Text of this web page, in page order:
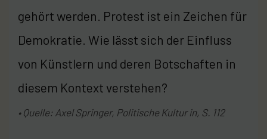
gehört werden. Protest ist ein Zeichen für
Demokratie. Wie lässt sich der Einfluss
von Künstlern und deren Botschaften in
diesem Kontext verstehen?
• Quelle: Axel Springer, Politische Kultur in, S. 112